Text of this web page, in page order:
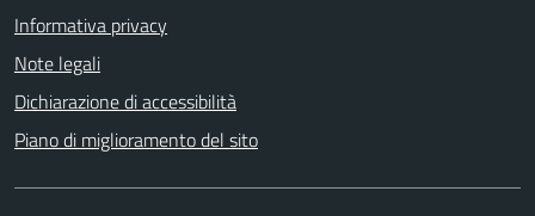
Informativa privacy
Note legali
Dichiarazione di accessibilità
Piano di miglioramento del sito